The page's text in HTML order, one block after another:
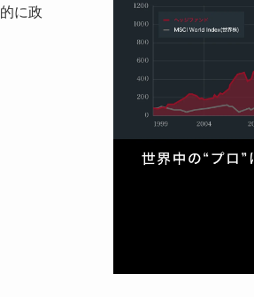
に政